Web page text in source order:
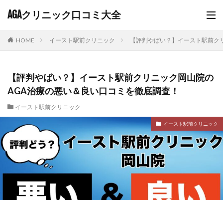
AGAクリニック口コミ大全
HOME イースト駅前クリニック 【評判やばい？】イースト駅前
【評判やばい？】イースト駅前クリニック岡山院の
AGA治療の悪い＆良い口コミを徹底調査！
イースト駅前クリニック
イースト駅前クリニック